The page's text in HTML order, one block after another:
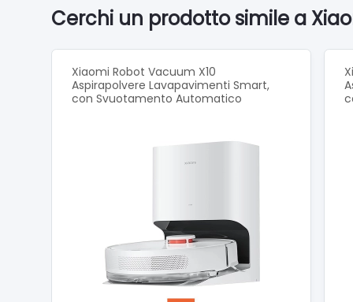
Wi-Fi
Cerchi un prodotto simile a
Xiaomi Robot Vacuum X10
Aspirapolvere Lavapavimenti Smart,
con Svuotamento Automatico